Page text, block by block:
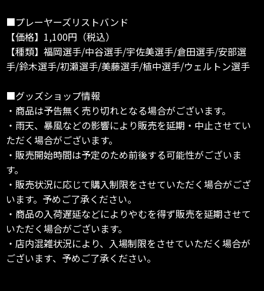
■プレーヤーズリストバンド
【価格】1,100円（税込）
【種類】福岡選手/中谷選手/宇佐美選手/倉田選手/安部選
手/鈴木選手/初瀬選手/美藤選手/植中選手/ウェルトン選手
■グッズショップ情報
・商品は予告無く売り切れとなる場合がございます。
・雨天、暴風などの影響により販売を延期・中止させてい
ただく場合がございます。
・販売開始時間は予定のため前後する可能性がございま
す。
・販売状況に応じて購入制限をさせていただく場合がござ
います。予めご了承ください。
・商品の入荷遅延などによりやむを得ず販売を延期させて
いただく場合がございます。
・店内混雑状況により、入場制限をさせていただく場合が
ございます、予めご了承ください。